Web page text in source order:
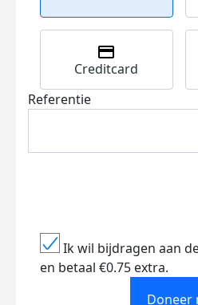
Creditcard
Referentie
Ik wil bijdragen aan
en betaal €0.75 extra.
Doneer